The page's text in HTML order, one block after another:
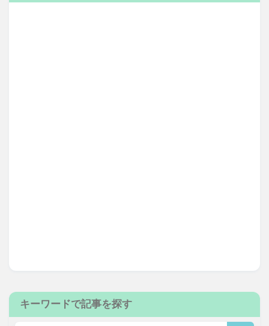
キーワードで記事を探す